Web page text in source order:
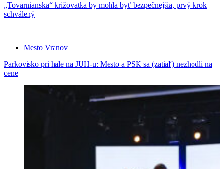
„Tovarnianska“ križovatka by mohla byť bezpečnejšia, prvý krok
schválený
Mesto Vranov
Parkovisko pri hale na JUH-u: Mesto a PSK sa (zatiaľ) nezhodli na
cene